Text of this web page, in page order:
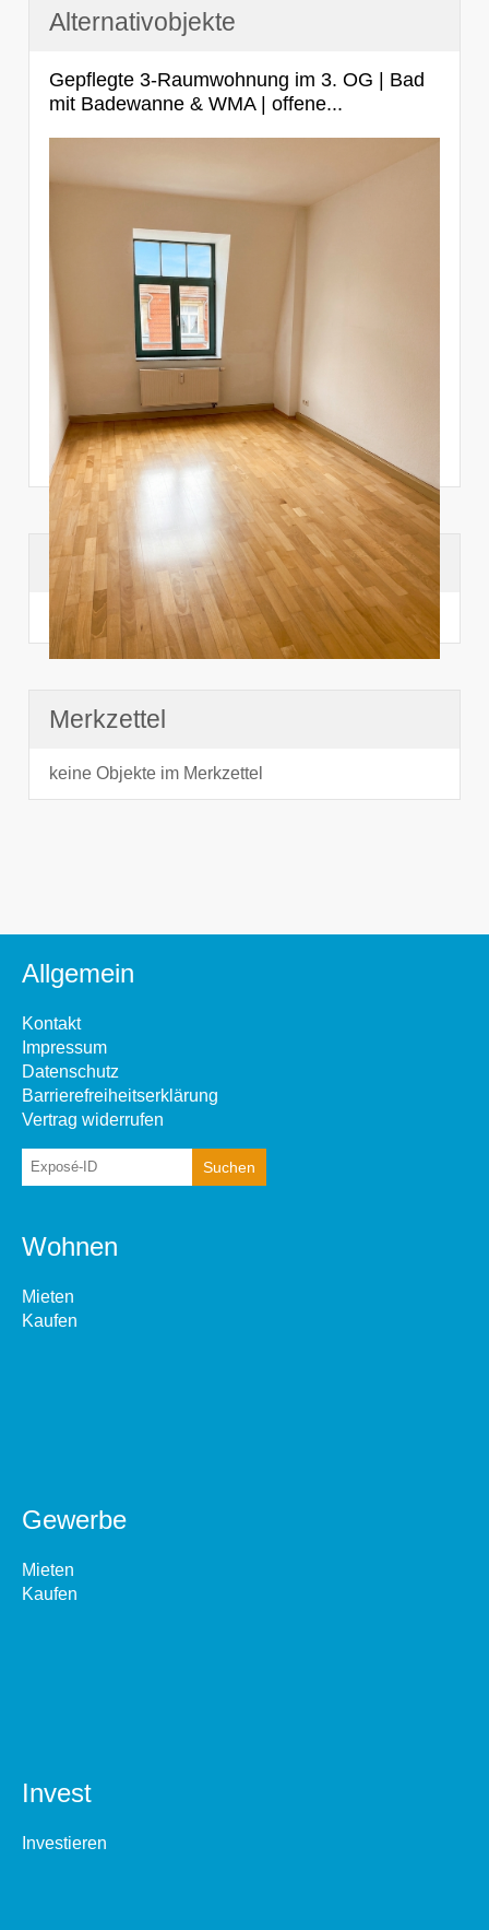
Alternativobjekte
Gepflegte 3-Raumwohnung im 3. OG | Bad
mit Badewanne & WMA | offene...
Suchhistorie
noch nichts angesehen
Merkzettel
keine Objekte im Merkzettel
Allgemein
Kontakt
Impressum
Datenschutz
Barrierefreiheitserklärung
Vertrag widerrufen
Wohnen
Mieten
Kaufen
Gewerbe
Mieten
Kaufen
Invest
Investieren